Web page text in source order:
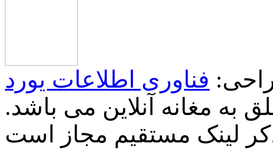
فناوری اطلاعات یورد
به مغانه آنلاین می باشد.